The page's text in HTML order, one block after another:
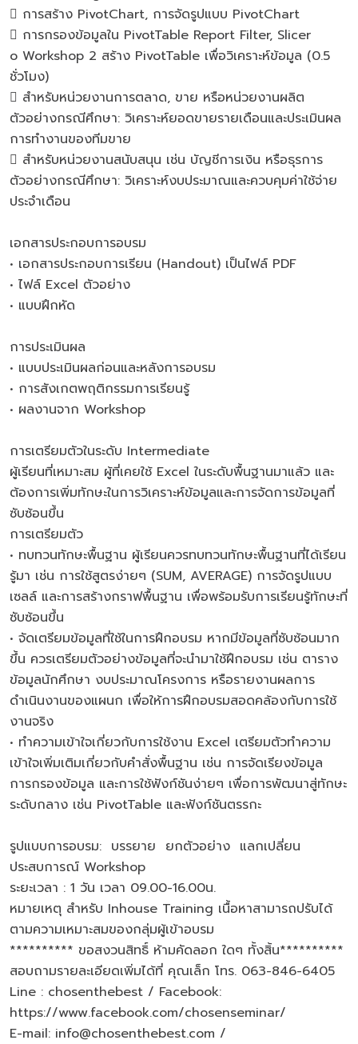
 การสร้าง PivotChart, การจัดรูปแบบ PivotChart
 การกรองข้อมูลใน PivotTable Report Filter, Slicer
o Workshop 2 สร้าง PivotTable เพื่อวิเคราะห์ข้อมูล (0.5
ชั่วโมง)
 สำหรับหน่วยงานการตลาด, ขาย หรือหน่วยงานผลิต
ตัวอย่างกรณีศึกษา: วิเคราะห์ยอดขายรายเดือนและประเมินผล
การทำงานของทีมขาย
 สำหรับหน่วยงานสนับสนุน เช่น บัญชีการเงิน หรือธุรการ
ตัวอย่างกรณีศึกษา: วิเคราะห์งบประมาณและควบคุมค่าใช้จ่าย
ประจำเดือน
เอกสารประกอบการอบรม
• เอกสารประกอบการเรียน (Handout) เป็นไฟล์ PDF
• ไฟล์ Excel ตัวอย่าง
• แบบฝึกหัด
การประเมินผล
• แบบประเมินผลก่อนและหลังการอบรม
• การสังเกตพฤติกรรมการเรียนรู้
• ผลงานจาก Workshop
การเตรียมตัวในระดับ Intermediate
ผู้เรียนที่เหมาะสม ผู้ที่เคยใช้ Excel ในระดับพื้นฐานมาแล้ว และ
ต้องการเพิ่มทักษะในการวิเคราะห์ข้อมูลและการจัดการข้อมูลที่
ซับซ้อนขึ้น
การเตรียมตัว
• ทบทวนทักษะพื้นฐาน ผู้เรียนควรทบทวนทักษะพื้นฐานที่ได้เรียน
รู้มา เช่น การใช้สูตรง่ายๆ (SUM, AVERAGE) การจัดรูปแบบ
เซลล์ และการสร้างกราฟพื้นฐาน เพื่อพร้อมรับการเรียนรู้ทักษะที่
ซับซ้อนขึ้น
• จัดเตรียมข้อมูลที่ใช้ในการฝึกอบรม หากมีข้อมูลที่ซับซ้อนมาก
ขึ้น ควรเตรียมตัวอย่างข้อมูลที่จะนำมาใช้ฝึกอบรม เช่น ตาราง
ข้อมูลนักศึกษา งบประมาณโครงการ หรือรายงานผลการ
ดำเนินงานของแผนก เพื่อให้การฝึกอบรมสอดคล้องกับการใช้
งานจริง
• ทำความเข้าใจเกี่ยวกับการใช้งาน Excel เตรียมตัวทำความ
เข้าใจเพิ่มเติมเกี่ยวกับคำสั่งพื้นฐาน เช่น การจัดเรียงข้อมูล
การกรองข้อมูล และการใช้ฟังก์ชันง่ายๆ เพื่อการพัฒนาสู่ทักษะ
ระดับกลาง เช่น PivotTable และฟังก์ชันตรรกะ
รูปแบบการอบรม: บรรยาย ยกตัวอย่าง แลกเปลี่ยน
ประสบการณ์ Workshop
ระยะเวลา : 1 วัน เวลา 09.00-16.00น.
หมายเหตุ สำหรับ Inhouse Training เนื้อหาสามารถปรับได้
ตามความเหมาะสมของกลุ่มผู้เข้าอบรม
********** ขอสงวนสิทธิ์ ห้ามคัดลอก ใดๆ ทั้งสิ้น**********
สอบถามรายละเอียดเพิ่มได้ที่ คุณเล็ก โทร. 063-846-6405
Line : chosenthebest / Facebook:
https://www.facebook.com/chosenseminar/
E-mail: info@chosenthebest.com /